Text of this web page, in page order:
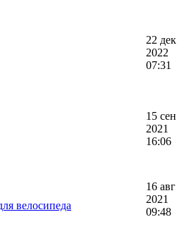
22 дек
2022
07:31
15 сен
2021
16:06
велосипеда
16 авг
2021
09:48